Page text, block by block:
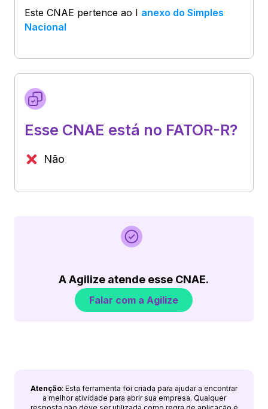
Este CNAE pertence ao I anexo do Simples
Nacional
Esse CNAE está no FATOR-R?
Não
A Agilize atende esse CNAE.
Falar com a Agilize
Atenção: Esta ferramenta foi criada para ajudar a encontrar
a melhor atividade para abrir sua empresa. Qualquer